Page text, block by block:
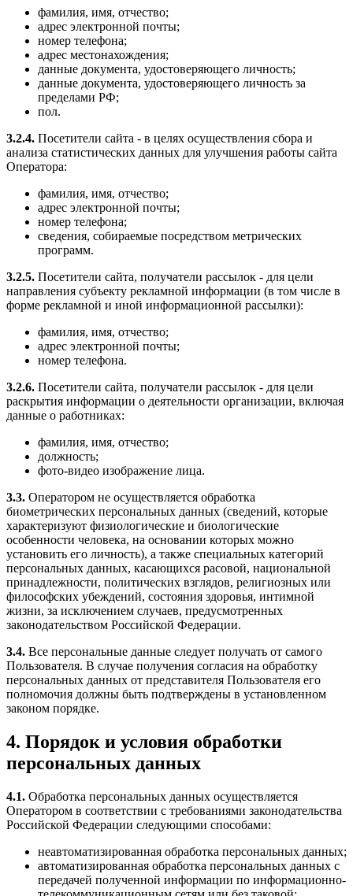
фамилия, имя, отчество;
адрес электронной почты;
номер телефона;
адрес местонахождения;
данные документа, удостоверяющего личность;
данные документа, удостоверяющего личность за
пределами РФ;
пол.
3.2.4. Посетители сайта - в целях осуществления сбора и
анализа статистических данных для улучшения работы сайта
Оператора:
фамилия, имя, отчество;
адрес электронной почты;
номер телефона;
сведения, собираемые посредством метрических
программ.
3.2.5. Посетители сайта, получатели рассылок - для цели
направления субъекту рекламной информации (в том числе в
форме рекламной и иной информационной рассылки):
фамилия, имя, отчество;
адрес электронной почты;
номер телефона.
3.2.6. Посетители сайта, получатели рассылок - для цели
раскрытия информации о деятельности организации, включая
данные о работниках:
фамилия, имя, отчество;
должность;
фото-видео изображение лица.
3.3. Оператором не осуществляется обработка
биометрических персональных данных (сведений, которые
характеризуют физиологические и биологические
особенности человека, на основании которых можно
установить его личность), а также специальных категорий
персональных данных, касающихся расовой, национальной
принадлежности, политических взглядов, религиозных или
философских убеждений, состояния здоровья, интимной
жизни, за исключением случаев, предусмотренных
законодательством Российской Федерации.
3.4. Все персональные данные следует получать от самого
Пользователя. В случае получения согласия на обработку
персональных данных от представителя Пользователя его
полномочия должны быть подтверждены в установленном
законом порядке.
4. Порядок и условия обработки
персональных данных
4.1. Обработка персональных данных осуществляется
Оператором в соответствии с требованиями законодательства
Российской Федерации следующими способами:
неавтоматизированная обработка персональных данных;
автоматизированная обработка персональных данных с
передачей полученной информации по информационно-